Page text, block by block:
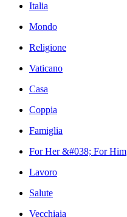
Italia
Mondo
Religione
Vaticano
Casa
Coppia
Famiglia
For Her &#038; For Him
Lavoro
Salute
Vecchiaia